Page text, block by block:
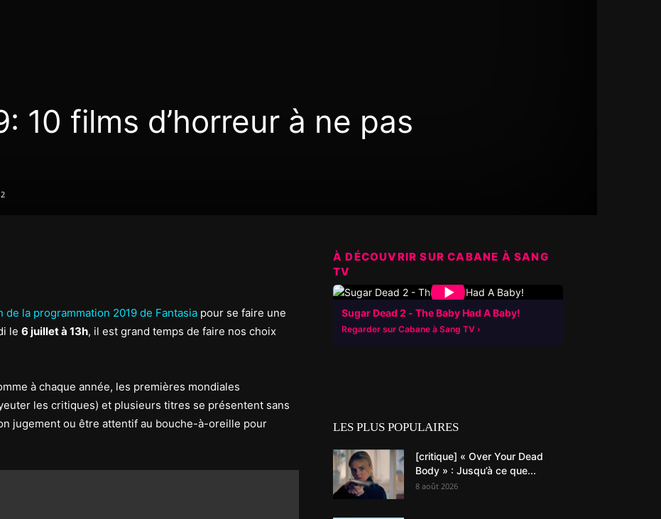
10 films d’horreur à ne pas
2
de la programmation 2019 de Fantasia pour se faire une
le 6 juillet à 13h, il est grand temps de faire nos choix
à chaque année, les premières mondiales
les critiques) et plusieurs titres se présentent sans
jugement ou être attentif au bouche-à-oreille pour
À DÉCOUVRIR SUR CABANE À SANG
TV
▶
Sugar Dead 2 - The Baby Had A Baby!
Regarder sur Cabane à Sang TV
LES PLUS POPULAIRES
[critique] « Over Your Dead
Body » : Jusqu’à ce que...
8 août 2026